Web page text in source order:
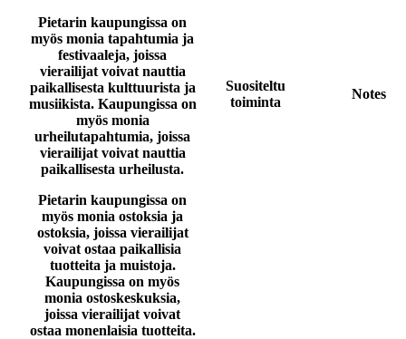
Pietarin kaupungissa on
myös monia tapahtumia ja
festivaaleja, joissa
vierailijat voivat nauttia
paikallisesta kulttuurista ja
musiikista. Kaupungissa on
myös monia
urheilutapahtumia, joissa
vierailijat voivat nauttia
paikallisesta urheilusta.
Pietarin kaupungissa on
myös monia ostoksia ja
ostoksia, joissa vierailijat
voivat ostaa paikallisia
tuotteita ja muistoja.
Kaupungissa on myös
monia ostoskeskuksia,
joissa vierailijat voivat
ostaa monenlaisia tuotteita.
Suositeltu
toiminta
Notes